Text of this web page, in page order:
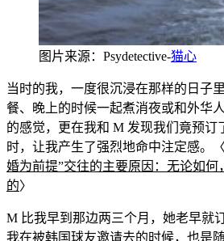
图片来源：Psydetective-猫心
当时的我，一度很沉浸在那样的日子
餐、晚上的时候一起煮消夜或和外华
的感觉，更在我和 M 发现我们竟预订
时，让我产生了强烈地命中注定感。
婚为前提”交往的主要原因：无论如何
的〉
M 比我早到那边两三个月，她老早就
我在被韩国球友邀请去的时候，也是